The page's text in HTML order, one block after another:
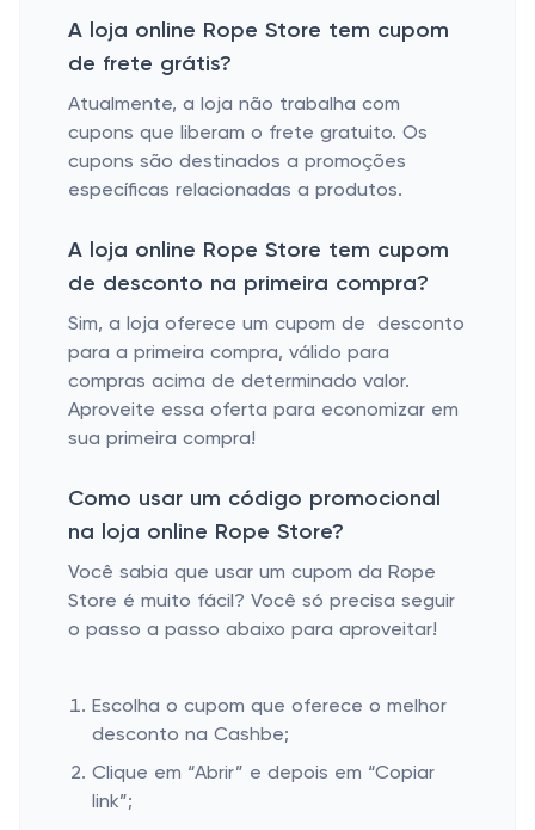
A loja online Rope Store tem cupom
de frete grátis?
Atualmente, a loja não trabalha com
cupons que liberam o frete gratuito. Os
cupons são destinados a promoções
específicas relacionadas a produtos.
A loja online Rope Store tem cupom
de desconto na primeira compra?
Sim, a loja oferece um cupom de desconto
para a primeira compra, válido para
compras acima de determinado valor.
Aproveite essa oferta para economizar em
sua primeira compra!
Como usar um código promocional
na loja online Rope Store?
Você sabia que usar um cupom da Rope
Store é muito fácil? Você só precisa seguir
o passo a passo abaixo para aproveitar!
Escolha o cupom que oferece o melhor
desconto na Cashbe;
Clique em “Abrir” e depois em “Copiar
link”;